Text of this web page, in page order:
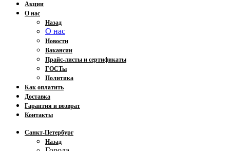
Акции
О нас
Назад
О нас
Новости
Вакансии
Прайс-листы и сертификаты
ГОСТы
Политика
Как оплатить
Доставка
Гарантия и возврат
Контакты
Санкт-Петербург
Назад